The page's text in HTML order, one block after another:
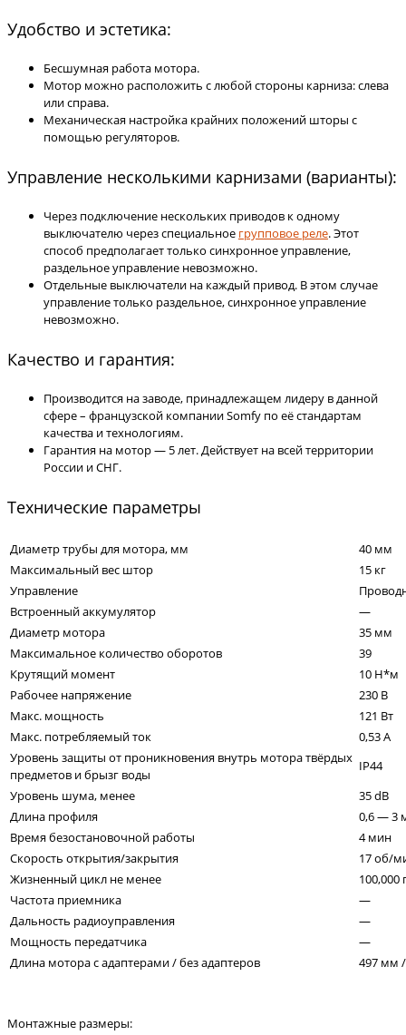
Удобство и эстетика:
Бесшумная работа мотора.
Мотор можно расположить с любой стороны карниза: слева
или справа.
Механическая настройка крайних положений шторы с
помощью регуляторов.
Управление несколькими карнизами (варианты):
Через подключение нескольких приводов к одному
выключателю через специальное групповое реле. Этот
способ предполагает только синхронное управление,
раздельное управление невозможно.
Отдельные выключатели на каждый привод. В этом случае
управление только раздельное, синхронное управление
невозможно.
Качество и гарантия:
Производится на заводе, принадлежащем лидеру в данной
сфере – французской компании Somfy по её стандартам
качества и технологиям.
Гарантия на мотор — 5 лет. Действует на всей территории
России и СНГ.
Технические параметры
Диаметр трубы для мотора, мм
40 мм
Максимальный вес штор
15 кг
Управление
Встроенный аккумулятор
—
Диаметр мотора
35 мм
Максимальное количество оборотов
39
Крутящий момент
10 Н*м
Рабочее напряжение
230 В
Макс. мощность
121 Вт
Макс. потребляемый ток
0,53 А
Уровень защиты от проникновения внутрь мотора твёрдых
предметов и брызг воды
IP44
Уровень шума, менее
35 dB
Длина профиля
0,6 — 3
Время безостановочной работы
4 мин
Скорость открытия/закрытия
17 об/
Жизненный цикл не менее
Частота приемника
—
Дальность радиоуправления
—
Мощность передатчика
—
Длина мотора с адаптерами / без адаптеров
497 мм
Монтажные размеры: